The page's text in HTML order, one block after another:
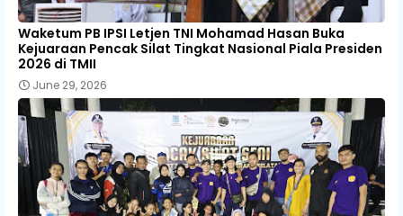
Waketum PB IPSI Letjen TNI Mohamad Hasan Buka
Kejuaraan Pencak Silat Tingkat Nasional Piala Presiden
2026 di TMII
June 29, 2026